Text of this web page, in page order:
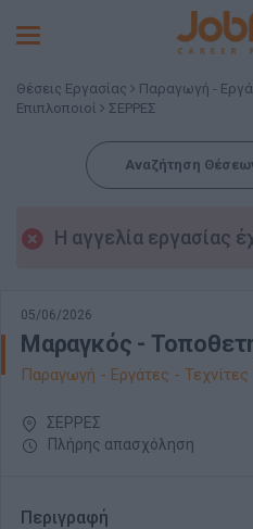
Toggle
Θέσεις Εργασίας Παραγωγή -
Επιπλοποιοί
ΣΕΡΡΕΣ
Αναζήτηση
Η αγγελία εργασίας
05/06/2026
Μαραγκός -
Παραγωγή - Εργάτες - Τεχνίτες
ΣΕΡΡΕΣ
Πλήρης απασχόληση
Περιγραφή